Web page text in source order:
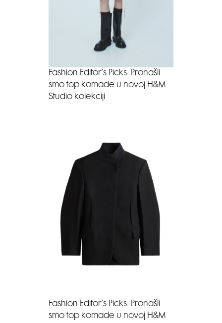
Fashion Editor’s Picks: Pronašli
smo top komade u novoj H&M
Studio kolekciji
Fashion Editor’s Picks: Pronašli
smo top komade u novoj H&M